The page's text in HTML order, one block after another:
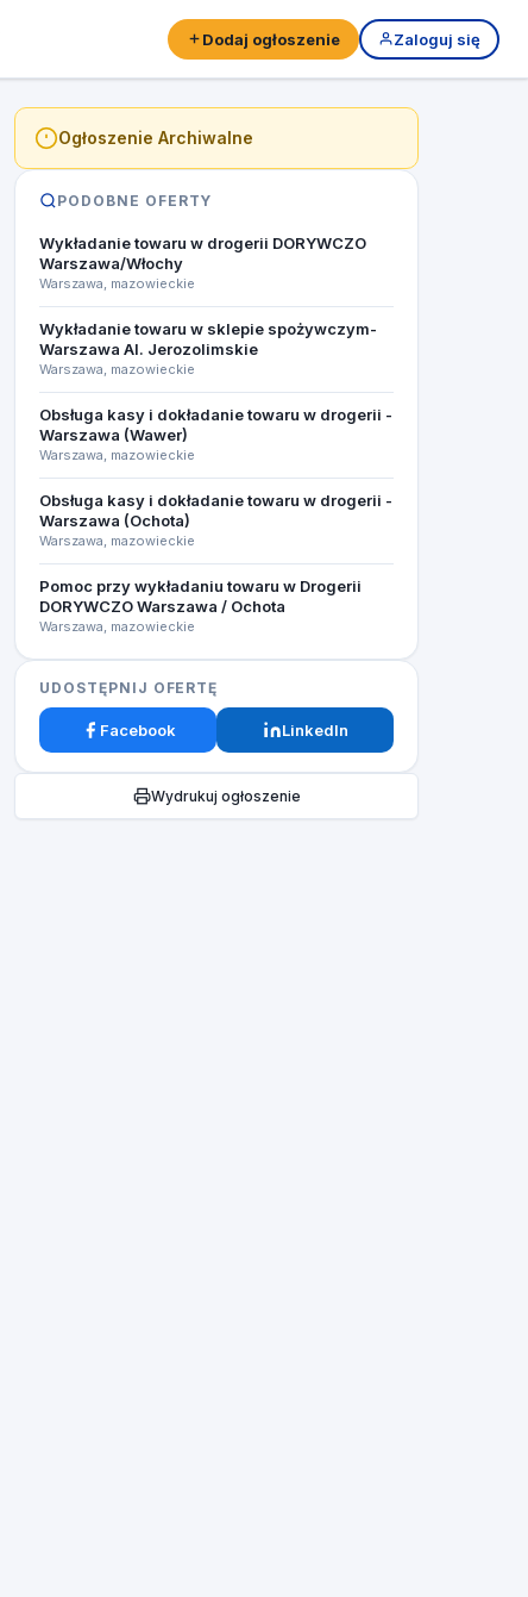
Dodaj ogłoszenie Zaloguj się
Ogłoszenie Archiwalne
PODOBNE OFERTY
Wykładanie towaru w drogerii DORYWCZO
Warszawa/Włochy
Warszawa, mazowieckie
Wykładanie towaru w sklepie spożywczym-
Warszawa Al. Jerozolimskie
Warszawa, mazowieckie
Obsługa kasy i dokładanie towaru w drogerii -
Warszawa (Wawer)
Warszawa, mazowieckie
Obsługa kasy i dokładanie towaru w drogerii -
Warszawa (Ochota)
Warszawa, mazowieckie
Pomoc przy wykładaniu towaru w Drogerii
DORYWCZO Warszawa / Ochota
Warszawa, mazowieckie
UDOSTĘPNIJ OFERTĘ
Facebook LinkedIn
Wydrukuj ogłoszenie